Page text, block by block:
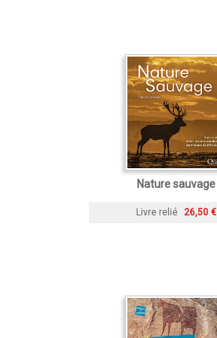
Nature sauvage
Livre relié 26,50 €